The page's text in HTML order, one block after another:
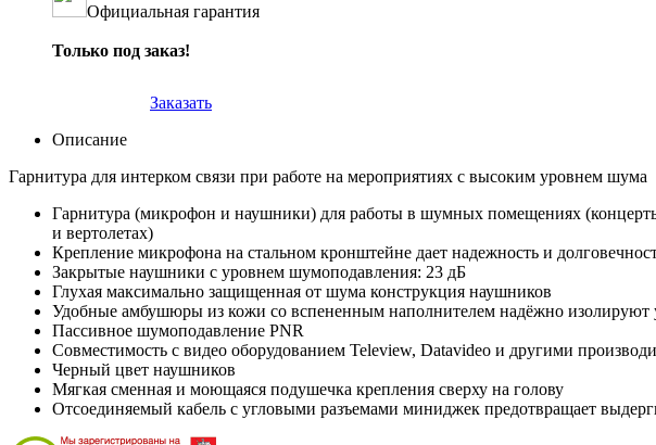
Официальная гарантия
Только под заказ!
Заказать
Описание
Гарнитура для интерком связи при работе на мероприятиях с высоким уровнем шума
Гарнитура (микрофон и наушники) для работы в шумных помещениях
и вертолетах)
Крепление микрофона на стальном кронштейне дает надежность и
Закрытые наушники с уровнем шумоподавления: 23 дБ
Глухая максимально защищенная от шума конструкция наушников
Удобные амбушюры из кожи со вспененным наполнителем надёжно изолируют
Пассивное шумоподавление PNR
Совместимость с видео оборудованием Teleview, Datavideo и другими
Черный цвет наушников
Мягкая сменная и моющаяся подушечка крепления сверху на голову
Отсоединяемый кабель с угловыми разъемами миниджек предотвращает